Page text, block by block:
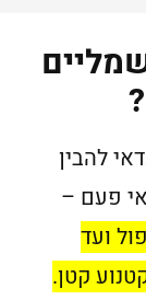
להבין
פעם –
ועד
קטן.